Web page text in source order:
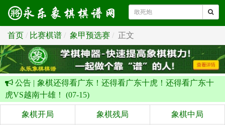
首页 比赛棋谱 象甲预选赛 正文
公告 | 象棋还得看广东！还得看广东十虎！还得看广东十
虎VS越南十雄！ (07-15)
象棋开局 象棋残局 象棋中局